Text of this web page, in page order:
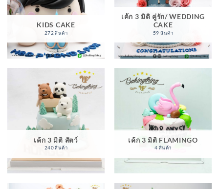
KIDS CAKE
272 สินค้า
เค้ก 3 มิติ คู่รัก/ WEDDING
CAKE
59 สินค้า
เค้ก 3 มิติ สัตว์
240 สินค้า
เค้ก 3 มิติ FLAMINGO
4 สินค้า